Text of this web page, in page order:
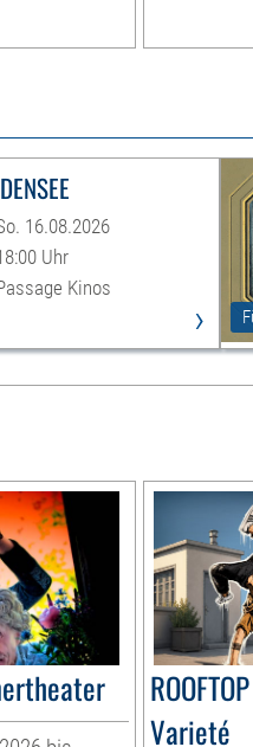
16.08.2026
Uhr
Kinos
›
Varieté